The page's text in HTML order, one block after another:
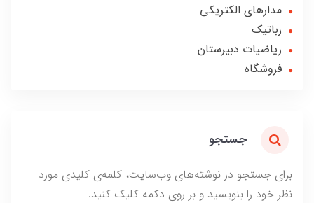
مدارهای الکتریکی
رباتیک
ریاضیات دبیرستان
فروشگاه
جستجو
برای جستجو در نوشته‌های وب‌سایت، کلمه‌ی کلیدی مورد
نظر خود را بنویسید و بر روی دکمه کلیک کنید.